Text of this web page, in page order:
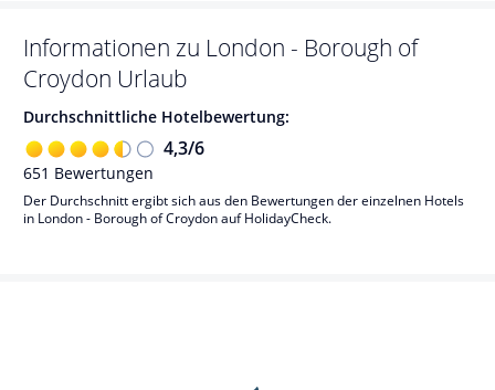
Informationen zu London - Borough of
Croydon Urlaub
Durchschnittliche Hotelbewertung:
4,3/6
651 Bewertungen
Der Durchschnitt ergibt sich aus den Bewertungen der einzelnen Hotels
in London - Borough of Croydon auf HolidayCheck.